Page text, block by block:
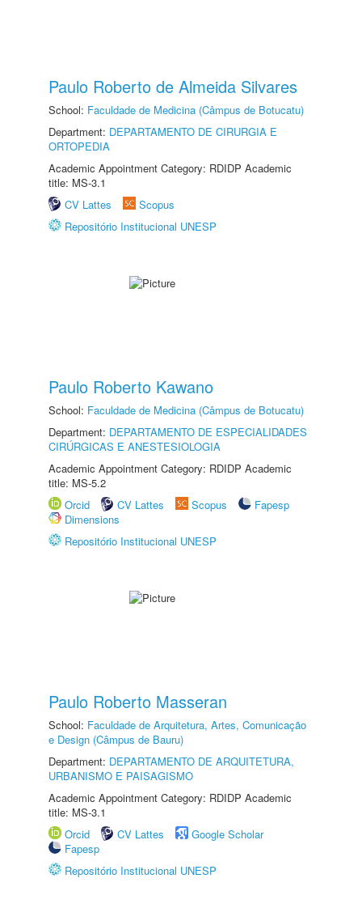
Paulo Roberto de Almeida Silvares
School: Faculdade de Medicina (Câmpus de Botucatu)
Department: DEPARTAMENTO DE CIRURGIA E
ORTOPEDIA
Academic Appointment Category: RDIDP Academic
title: MS-3.1
CV Lattes
Scopus
Repositório Institucional UNESP
Paulo Roberto Kawano
School: Faculdade de Medicina (Câmpus de Botucatu)
Department: DEPARTAMENTO DE ESPECIALIDADES
CIRÚRGICAS E ANESTESIOLOGIA
Academic Appointment Category: RDIDP Academic
title: MS-5.2
Orcid
CV Lattes Scopus
Fapesp
Dimensions
Repositório Institucional UNESP
Paulo Roberto Masseran
School: Faculdade de Arquitetura, Artes, Comunicação
e Design (Câmpus de Bauru)
Department: DEPARTAMENTO DE ARQUITETURA,
URBANISMO E PAISAGISMO
Academic Appointment Category: RDIDP Academic
title: MS-3.1
Orcid
CV Lattes
Google Scholar
Fapesp
Repositório Institucional UNESP